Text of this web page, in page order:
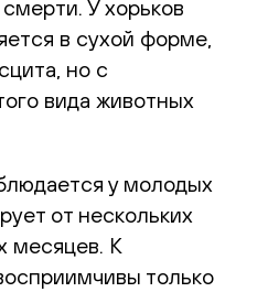
У хорьков
в сухой форме,
но с
вида животных
у молодых
от нескольких
месяцев. К
только